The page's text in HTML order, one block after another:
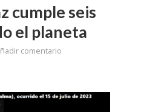
cumple seis
el planeta
comentario